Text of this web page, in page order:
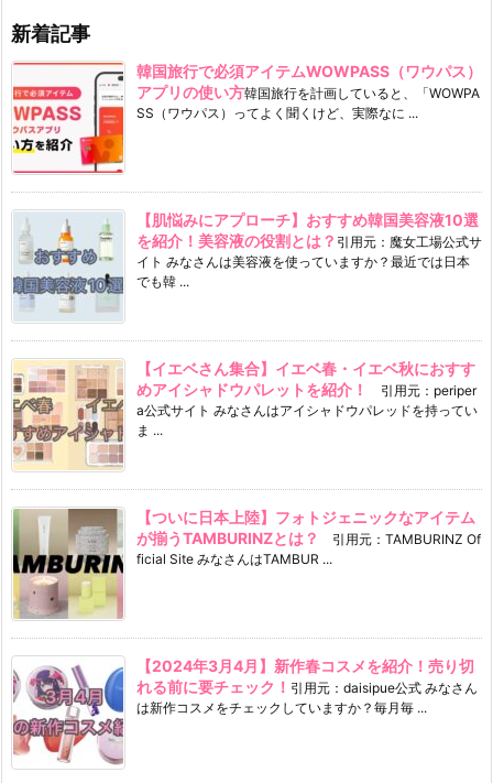
新着記事
韓国旅行で必須アイテムWOWPASS（ワウパス）
アプリの使い方韓国旅行を計画していると、「WOWPA
SS（ワウパス）ってよく聞くけど、実際なに ...
【肌悩みにアプローチ】おすすめ韓国美容液10選
を紹介！美容液の役割とは？ 引用元：魔女工場公式サ
イト みなさんは美容液を使っていますか？最近では日本
でも韓 ...
【イエベさん集合】イエベ春・イエベ秋におすす
めアイシャドウパレットを紹介！
引用元：periper
a公式サイト みなさんはアイシャドウパレッドを持ってい
ま ...
【ついに日本上陸】フォトジェニックなアイテム
が揃うTAMBURINZとは？
引用元：TAMBURINZ Of
ficial Site みなさんはTAMBUR ...
【2024年3月4月】新作春コスメを紹介！売り切
れる前に要チェック！ 引用元：daisipue公式 みなさん
は新作コスメをチェックしていますか？毎月毎 ...